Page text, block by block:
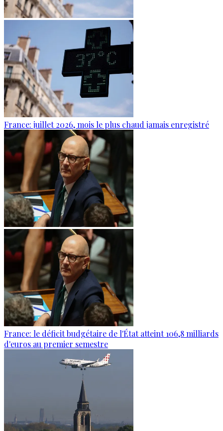
France: juillet 2026, mois le plus chaud jamais enregistré
France: le déficit budgétaire de l'État atteint 106,8 milliards
d'euros au premier semestre